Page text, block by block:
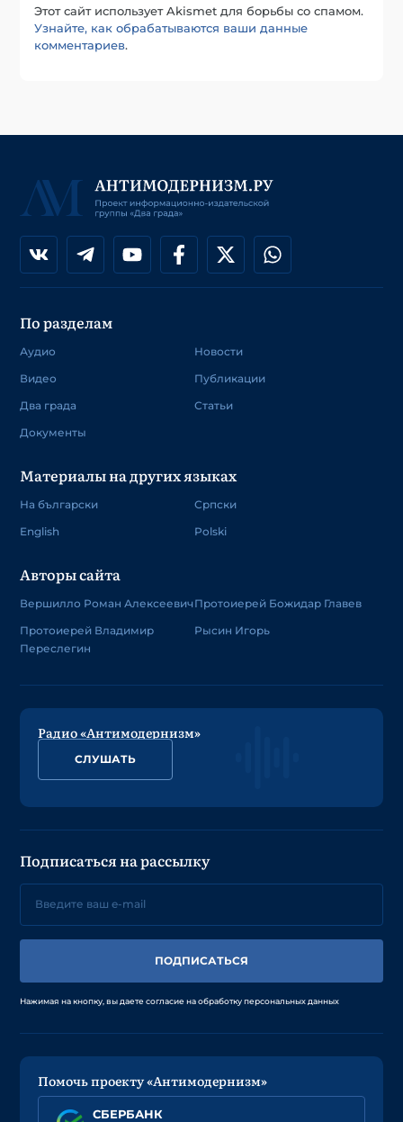
Этот сайт использует Akismet для борьбы со спамом.
Узнайте, как обрабатываются ваши данные
комментариев.
По разделам
Аудио
Видео
Два града
Документы
Новости
Публикации
Статьи
Материалы на других языках
На български
English
Српски
Polski
Авторы сайта
Вершилло Роман Алексеевич
Протоиерей Владимир
Переслегин
Протоиерей Божидар Главев
Рысин Игорь
Радио «Антимодернизм»
СЛУШАТЬ
Подписаться на рассылку
ПОДПИСАТЬСЯ
Нажимая на кнопку, вы даете согласие на обработку персональных данных
Помочь проекту «Антимодернизм»
СБЕРБАНК